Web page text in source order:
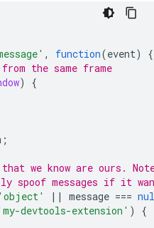
, function(event)
{
the same frame
)
{
;
that we know are ours.
spoof messages if it
'object' || message ===
devtools-extension' )
{